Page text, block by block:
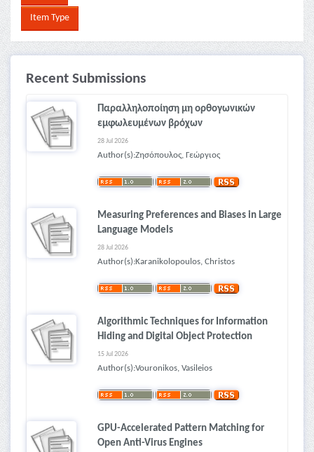
Recent Submissions
Παραλληλοποίηση μη ορθογωνικών
εμφωλευμένων βρόχων
28 Jul 2026
Author(s):Ζησόπουλος, Γεώργιος
Measuring Preferences and Biases in Large
Language Models
28 Jul 2026
Author(s):Karanikolopoulos, Christos
Algorithmic Techniques for Information
Hiding and Digital Object Protection
15 Jul 2026
Author(s):Vouronikos, Vasileios
GPU-Accelerated Pattern Matching for
Open Anti-Virus Engines